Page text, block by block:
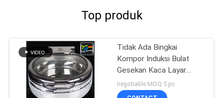
Top produk
Tidak Ada Bingkai
Kompor Induksi Bulat
Gesekan Kaca Layar
Penuh Dengan
Permukaan Pesawat
negotiable MOQ:5 pc